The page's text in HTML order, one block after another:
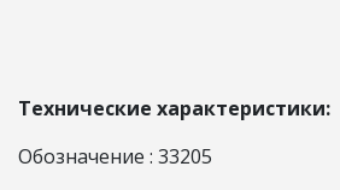
Технические характеристики:
Обозначение : 33205